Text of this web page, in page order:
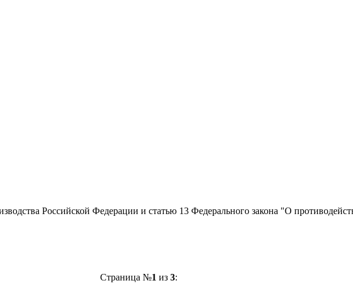
Российской Федерации и статью 13 Федерального закона "О
Страница №1 из 3: